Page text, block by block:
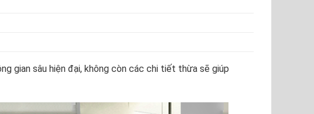
gian sâu hiện đại, không còn các chi tiết thừa sẽ giúp